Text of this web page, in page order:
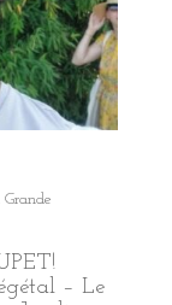
Grande
– Le